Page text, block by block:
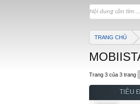
TRANG CHỦ
Trang 3 của 3 trang
TIÊU